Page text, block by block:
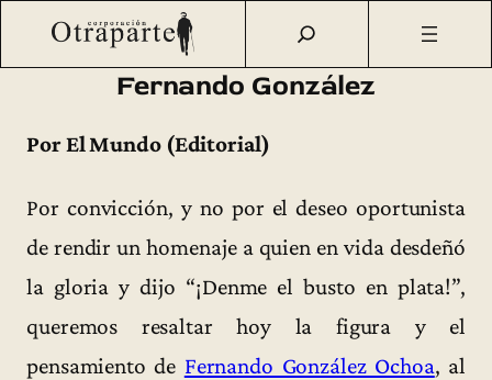
Saltar
Otraparte.org /Fernando González/Vida
Fernando
Fernando González
Por El Mundo (Editorial)
Por convicción, y no por el deseo oportunista
de rendir un homenaje a quien en vida desdeñó
la gloria y dijo “¡Denme el busto en plata!”,
queremos resaltar hoy la figura y el
pensamiento de Fernando González Ochoa, al